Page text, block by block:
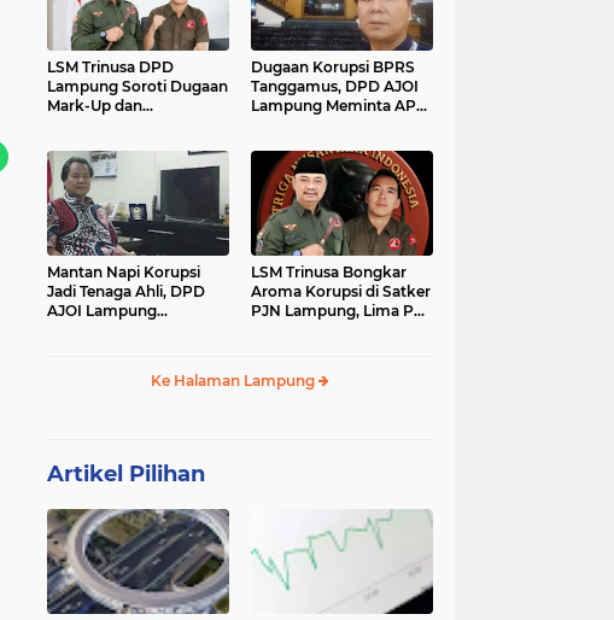
LSM Trinusa DPD
Lampung Soroti Dugaan
Mark-Up dan
PKPCK
Dugaan Korupsi BPRS
Tanggamus, DPD AJOI
Lampung Meminta APH
Mantan Napi Korupsi
Jadi Tenaga Ahli, DPD
AJOI Lampung
LSM Trinusa Bongkar
Aroma Korupsi di Satker
PJN Lampung, Lima Pos
Ke Halaman Lampung
Artikel Pilihan